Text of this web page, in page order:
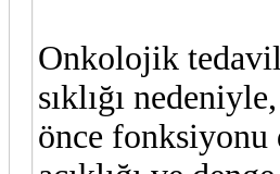
Onkolojik
sıklığı
önce